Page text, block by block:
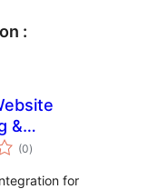
:
&
(0notes
en
)
for